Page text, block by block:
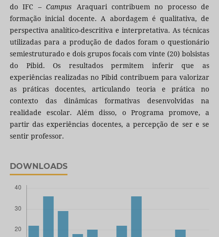
do IFC –Campus Araquari contribuem no processo de
formação inicial docente. A abordagem é qualitativa, de
perspectiva analítico-descritiva e interpretativa. As técnicas
utilizadas para a produção de dados foram o questionário
semiestruturado e dois grupos focais com vinte (20) bolsistas
do Pibid. Os resultados permitem inferir que as
experiências realizadas no Pibid contribuem para valorizar
as práticas docentes, articulando teoria e prática no
contexto das dinâmicas formativas desenvolvidas na
realidade escolar. Além disso, o Programa promove, a
partir das experiências docentes, a percepção de ser e se
sentir professor.
DOWNLOADS